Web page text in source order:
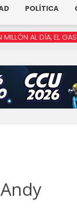
POLÍTICA
EN MEDIOS DE